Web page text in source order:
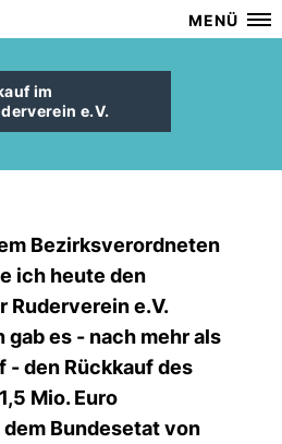
MENÜ
im
e.V.
Bezirksverordneten
ich heute den
Ruderverein e.V.
es - nach mehr als
- den Rückkauf des
Mio. Euro
Bundesetat von